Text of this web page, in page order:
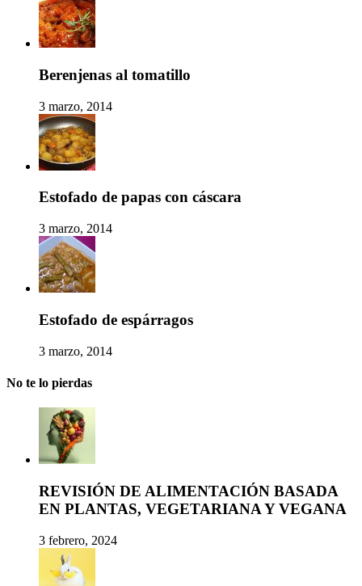
Berenjenas al tomatillo
3 marzo, 2014
Estofado de papas con cáscara
3 marzo, 2014
Estofado de espárragos
3 marzo, 2014
No te lo pierdas
REVISIÓN DE ALIMENTACIÓN BASADA
EN PLANTAS, VEGETARIANA Y VEGANA
3 febrero, 2024